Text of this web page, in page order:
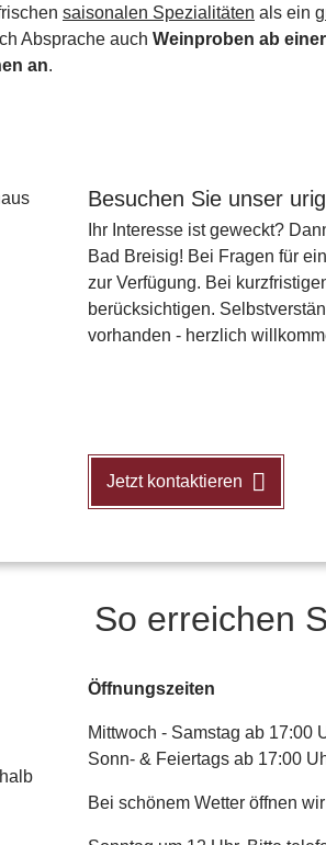
saisonalen Spezialitäten als ein
Absprache auch Weinproben ab einer
an.
Besuchen Sie unser
Ihr Interesse ist geweckt?
Bad Breisig! Bei Fragen für
zur Verfügung. Bei
berücksichtigen.
vorhanden - herzlich
Jetzt kontaktieren
So erreichen
Öffnungszeiten
Mittwoch - Samstag ab 17:00
Sonn- & Feiertags ab 17:00
Bei schönem Wetter öffnen